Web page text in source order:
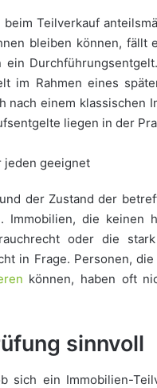
Teilverkauf
bleiben können, fällt
ein
im Rahmen eines
nach einem
liegen in der
jeden geeignet
der Zustand der
Immobilien, die keinen
oder die
in Frage. Personen,
können, haben oft
sinnvoll
sich ein Immobilien-